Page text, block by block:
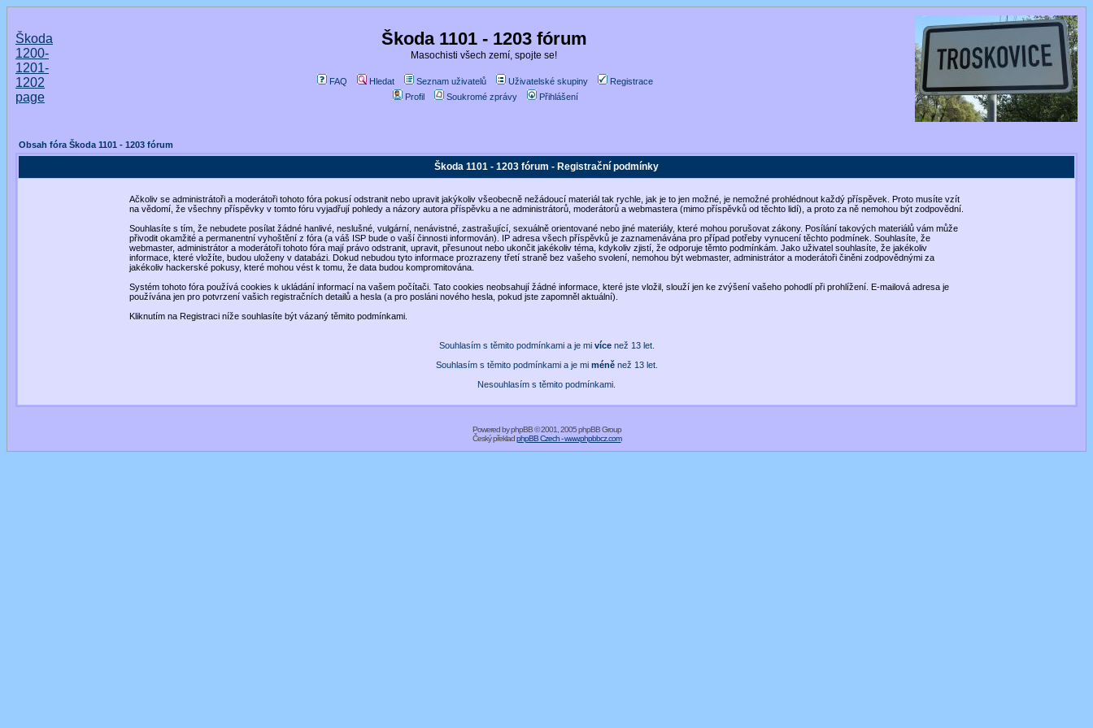
Škoda
1200-
1201-
1202
page
Škoda 1101 - 1203 fórum
Masochisti všech zemí, spojte se!
FAQ Hledat Seznam uživatelů Uživatelské skupiny
Registrace
Profil
Soukromé zprávy Přihlášení
Obsah fóra Škoda 1101 - 1203 fórum
Škoda 1101 - 1203 fórum - Registrační podmínky
Ačkoliv se administrátoři a moderátoři tohoto fóra pokusí odstranit nebo upravit jakýkoliv všeobecně nežádoucí materiál tak rychle, jak je to jen možné, je nemožné prohlédnout každý příspěvek. Proto musíte vzít
na vědomí, že všechny příspěvky v tomto fóru vyjadřují pohledy a názory autora příspěvku a ne administrátorů, moderátorů a webmastera (mimo příspěvků od těchto lidí), a proto za ně nemohou být zodpovědní.
Souhlasíte s tím, že nebudete posílat žádné hanlivé, neslušné, vulgární, nenávistné, zastrašující, sexuálně orientované nebo jiné materiály, které mohou porušovat zákony. Posílání takových materiálů vám může
přivodit okamžité a permanentní vyhoštění z fóra (a váš ISP bude o vaší činnosti informován). IP adresa všech příspěvků je zaznamenávána pro případ potřeby vynucení těchto podmínek. Souhlasíte, že
webmaster, administrátor a moderátoři tohoto fóra mají právo odstranit, upravit, přesunout nebo ukončit jakékoliv téma, kdykoliv zjistí, že odporuje těmto podmínkám. Jako uživatel souhlasíte, že jakékoliv
informace, které vložíte, budou uloženy v databázi. Dokud nebudou tyto informace prozrazeny třetí straně bez vašeho svolení, nemohou být webmaster, administrátor a moderátoři činěni zodpovědnými za
jakékoliv hackerské pokusy, které mohou vést k tomu, že data budou kompromitována.
Systém tohoto fóra používá cookies k ukládání informací na vašem počítači. Tato cookies neobsahují žádné informace, které jste vložil, slouží jen ke zvýšení vašeho pohodlí při prohlížení. E-mailová adresa je
používána jen pro potvrzení vašich registračních detailů a hesla (a pro posláni nového hesla, pokud jste zapomněl aktuální).
Kliknutím na Registraci níže souhlasíte být vázaný těmito podmínkami.
Souhlasím s těmito podmínkami a je mi vícenež 13 let.
Souhlasím s těmito podmínkami a je mi méněnež 13 let.
Nesouhlasím s těmito podmínkami.
Powered byphpBB© 2001, 2005 phpBB Group
Český překladphpBB Czech - www.phpbbcz.com